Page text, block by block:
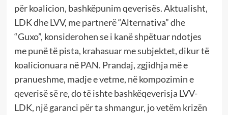
për koalicion, bashkëpunim qeverisës. Aktualisht,
LDK dhe LVV, me partnerë “Alternativa” dhe
“Guxo”, konsiderohen se i kanë shpëtuar ndotjes
me punë të pista, krahasuar me subjektet, dikur të
koalicionuara në PAN. Prandaj, zgjidhja më e
pranueshme, madje e vetme, në kompozimin e
qeverisë së re, do të ishte bashkëqeverisja LVV-
LDK, një garanci për ta shmangur, jo vetëm krizën